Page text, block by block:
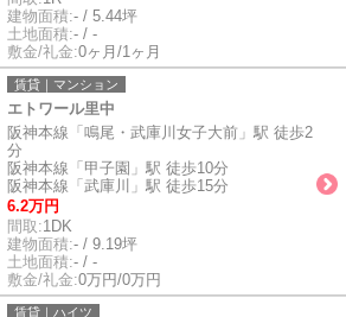
建物面積:- / 5.44坪
土地面積:- / -
敷金/礼金:0ヶ月/1ヶ月
賃貸｜マンション
エトワール里中
阪神本線「鳴尾・武庫川女子大前」駅 徒歩2
分
阪神本線「甲子園」駅 徒歩10分
阪神本線「武庫川」駅 徒歩15分
6.2万円
間取:1DK
建物面積:- / 9.19坪
土地面積:- / -
敷金/礼金:0万円/0万円
賃貸｜ハイツ